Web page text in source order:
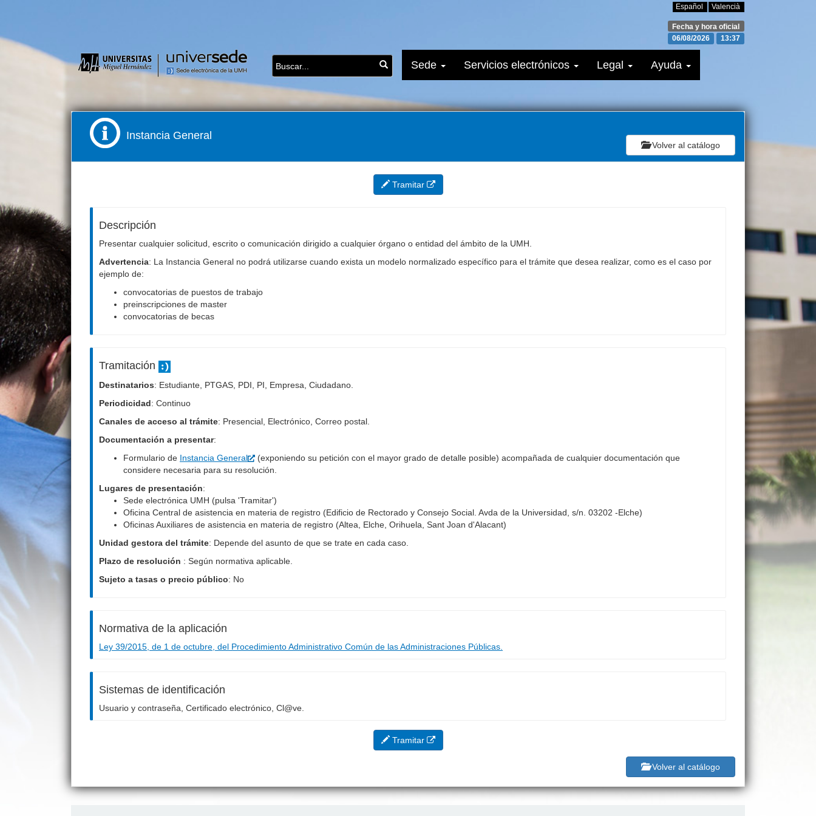
Español Valencià
Fecha y hora oficial
06/08/2026
13:37
Sede Servicios electrónicos Legal Ayuda
Instancia General
Volver al catálogo
Tramitar
Descripción
Presentar cualquier solicitud, escrito o comunicación dirigido a cualquier órgano o entidad del ámbito de la UMH.
Advertencia: La Instancia General no podrá utilizarse cuando exista un modelo normalizado específico para el trámite que desea realizar, como es el caso por
ejemplo de:
convocatorias de puestos de trabajo
preinscripciones de master
convocatorias de becas
Tramitación
Destinatarios: Estudiante, PTGAS, PDI, PI, Empresa, Ciudadano.
Periodicidad: Continuo
Canales de acceso al trámite: Presencial, Electrónico, Correo postal.
Documentación a presentar:
Formulario de Instancia General
(exponiendo su petición con el mayor grado de detalle posible) acompañada de cualquier documentación que
considere necesaria para su resolución.
Lugares de presentación:
Sede electrónica UMH (pulsa 'Tramitar')
Oficina Central de asistencia en materia de registro (Edificio de Rectorado y Consejo Social. Avda de la Universidad, s/n. 03202 -Elche)
Oficinas Auxiliares de asistencia en materia de registro (Altea, Elche, Orihuela, Sant Joan d'Alacant)
Unidad gestora del trámite: Depende del asunto de que se trate en cada caso.
Plazo de resolución : Según normativa aplicable.
Sujeto a tasas o precio público: No
Normativa de la aplicación
Ley 39/2015, de 1 de octubre, del Procedimiento Administrativo Común de las Administraciones Públicas.
Sistemas de identificación
Usuario y contraseña, Certificado electrónico, Cl@ve.
Tramitar
Volver al catálogo